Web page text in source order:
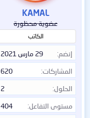
KAMAL
عضوية محظورة
الكاتب
إنضم 29 مارس 2021
المشاركات 620
الحلول 2
مستوى التفاعل 404